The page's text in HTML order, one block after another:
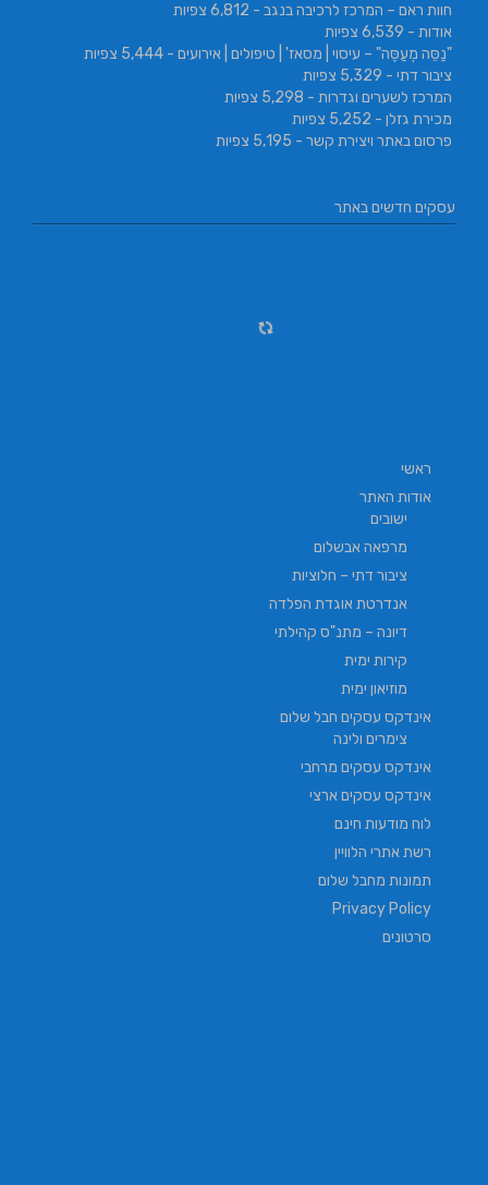
חוות ראם – המרכז לרכיבה בנגב - 6,812 צפיות
אודות - 6,539 צפיות
"נַסֵּה מְעַסֶּה" – עיסוי | מסאז' | טיפולים | אירועים - 5,444 צפיות
ציבור דתי - 5,329 צפיות
המרכז לשערים וגדרות - 5,298 צפיות
מכירת גזלן - 5,252 צפיות
פרסום באתר ויצירת קשר - 5,195 צפיות
עסקים חדשים באתר
ראשי
אודות האתר
ישובים
מרפאה אבשלום
ציבור דתי – חלוציות
אנדרטת אוגדת הפלדה
דיונה – מתנ"ס קהילתי
קירות ימית
מוזיאון ימית
אינדקס עסקים חבל שלום
צימרים ולינה
אינדקס עסקים מרחבי
אינדקס עסקים ארצי
לוח מודעות חינם
רשת אתרי הלוויין
תמונות מחבל שלום
Privacy Policy
סרטונים